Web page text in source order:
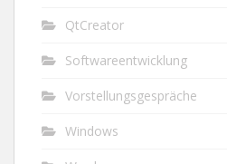
QtCreator
Softwareentwicklung
Vorstellungsgespräche
Windows